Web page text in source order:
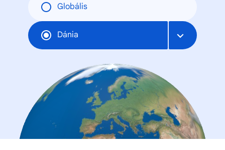
Globális
Dánia